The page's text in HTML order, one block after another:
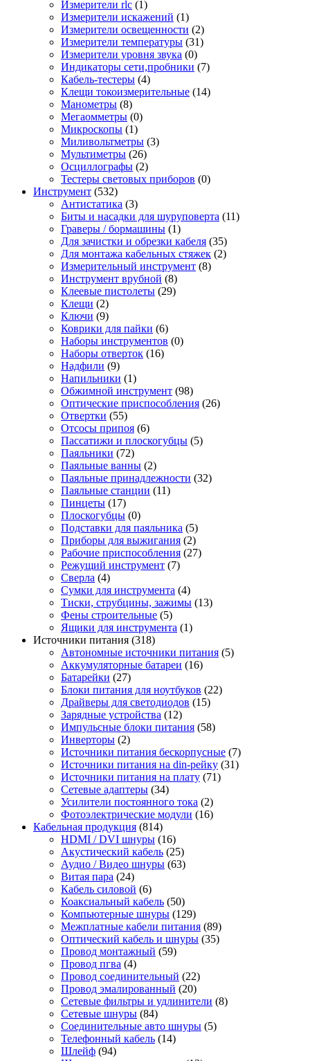
Измерители rlc (1)
Измерители искажений (1)
Измерители освещенности (2)
Измерители температуры (31)
Измерители уровня звука (0)
Индикаторы сети,пробники (7)
Кабель-тестеры (4)
Клещи токоизмерительные (14)
Манометры (8)
Мегаомметры (0)
Микроскопы (1)
Миливольтметры (3)
Мультиметры (26)
Осциллографы (2)
Тестеры световых приборов (0)
Инструмент (532)
Антистатика (3)
Биты и насадки для шуруповерта (11)
Граверы / бормашины (1)
Для зачистки и обрезки кабеля (35)
Для монтажа кабельных стяжек (2)
Измерительный инструмент (8)
Инструмент врубной (8)
Клеевые пистолеты (29)
Клещи (2)
Ключи (9)
Коврики для пайки (6)
Наборы инструментов (0)
Наборы отверток (16)
Надфили (9)
Напильники (1)
Обжимной инструмент (98)
Оптические приспособления (26)
Отвертки (55)
Отсосы припоя (6)
Пассатижи и плоскогубцы (5)
Паяльники (72)
Паяльные ванны (2)
Паяльные принадлежности (32)
Паяльные станции (11)
Пинцеты (17)
Плоскогубцы (0)
Подставки для паяльника (5)
Приборы для выжигания (2)
Рабочие приспособления (27)
Режущий инструмент (7)
Сверла (4)
Сумки для инструмента (4)
Тиски, струбцины, зажимы (13)
Фены строительные (5)
Ящики для инструмента (1)
Источники питания (318)
Автономные источники питания (5)
Аккумуляторные батареи (16)
Батарейки (27)
Блоки питания для ноутбуков (22)
Драйверы для светодиодов (15)
Зарядные устройства (12)
Импульсные блоки питания (58)
Инверторы (2)
Источники питания бескорпусные (7)
Источники питания на din-рейку (31)
Источники питания на плату (71)
Сетевые адаптеры (34)
Усилители постоянного тока (2)
Фотоэлектрические модули (16)
Кабельная продукция (814)
HDMI / DVI шнуры (16)
Акустический кабель (25)
Аудио / Видео шнуры (63)
Витая пара (24)
Кабель силовой (6)
Коаксиальный кабель (50)
Компьютерные шнуры (129)
Межплатные кабели питания (89)
Оптический кабель и шнуры (35)
Провод монтажный (59)
Провод пгва (4)
Провод соединительный (22)
Провод эмалированный (20)
Сетевые фильтры и удлинители (8)
Сетевые шнуры (84)
Соединительные авто шнуры (5)
Телефонный кабель (14)
Шлейф (94)